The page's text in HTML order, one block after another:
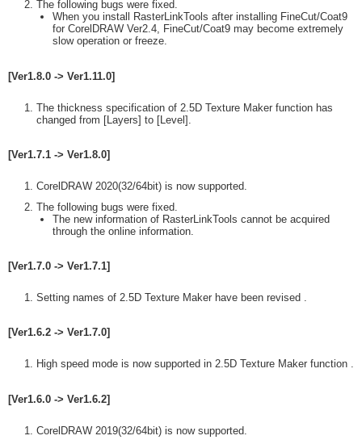
The following bugs were fixed.
When you install RasterLinkTools after installing FineCut/Coat9
for CorelDRAW Ver2.4, FineCut/Coat9 may become extremely
slow operation or freeze.
[Ver1.8.0 -> Ver1.11.0]
The thickness specification of 2.5D Texture Maker function has
changed from [Layers] to [Level].
[Ver1.7.1 -> Ver1.8.0]
CorelDRAW 2020(32/64bit) is now supported.
The following bugs were fixed.
The new information of RasterLinkTools cannot be acquired
through the online information.
[Ver1.7.0 -> Ver1.7.1]
Setting names of 2.5D Texture Maker have been revised .
[Ver1.6.2 -> Ver1.7.0]
High speed mode is now supported in 2.5D Texture Maker function .
[Ver1.6.0 -> Ver1.6.2]
CorelDRAW 2019(32/64bit) is now supported.